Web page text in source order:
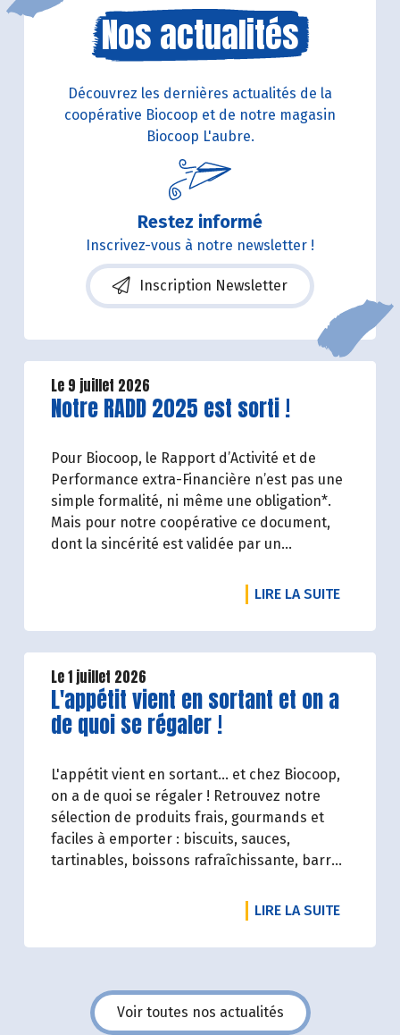
Nos actualités
Découvrez les dernières actualités de la
coopérative Biocoop et de notre magasin
Biocoop L'aubre.
Restez informé
Inscrivez-vous à notre newsletter !
Inscription Newsletter
Le 9 juillet 2026
Lire la suite de l'article
Notre RADD 2025 est sorti !
Pour Biocoop, le Rapport d’Activité et de
Performance extra-Financière n’est pas une
simple formalité, ni même une obligation*.
Mais pour notre coopérative ce document,
dont la sincérité est validée par un
transparence vis-à-vis de l'ensemble de nos
parties prenantes (Paysan.ne.s Associé.e.s,
magasins...) et de nos clients. Il contient un
condensé des avancées réalisées par
Biocoop dans l’objectif de rendre accessible
et désirable une bio exigeante.
LIRE LA SUITEDE
Le 1 juillet 2026
Lire la suite de l'article
L'appétit vient en sortant et on a
de quoi se régaler !
L'appétit vient en sortant... et chez Biocoop,
on a de quoi se régaler ! Retrouvez notre
sélection de produits frais, gourmands et
faciles à emporter : biscuits, sauces,
tartinables, boissons rafraîchissante, barres
une sélection de produits du 2 juillet au 12
LIRE LA SUITEDE
Voir toutes nos actualités